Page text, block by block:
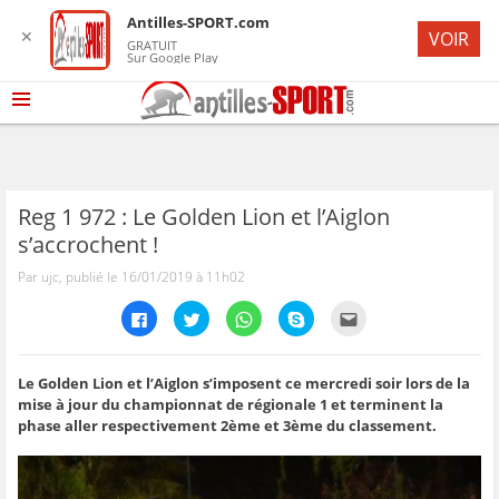
Reg 1 972 : Le Golden Lion et l’Aiglon
s’accrochent !
Par ujc, publié le 16/01/2019 à 11h02
C
l
e
z
p
o
u
p
a
C
l
e
z
p
o
u
p
C
l
e
z
p
o
u
p
C
l
e
z
p
o
u
p
e
z
p
o
u
e
Le Golden Lion et l’Aiglon s’imposent ce mercredi soir lors de la
mise à jour du championnat de régionale 1 et terminent la
phase aller respectivement 2ème et 3ème du classement.
✕
Antilles-SPORT.com
GRATUIT
Sur Google Play
VOIR